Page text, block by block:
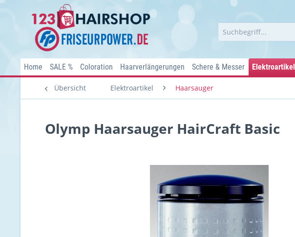
Home SALE % Coloration Haarverlängerungen Schere & Messer Elektroartikel
Übersicht Elektroartikel Haarsauger
Olymp Haarsauger HairCraft Basic